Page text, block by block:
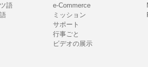
語
e-Commerce
ミッション
サポート
行事ごと
ビデオの展示